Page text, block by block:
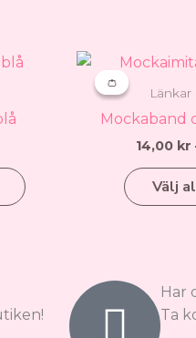
👛
👛
Länkar
Mockaband
14,00 kr
Välj
Har
Ta